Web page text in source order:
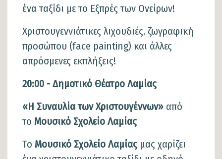
ένα ταξίδι με το Εξπρές των Ονείρων!
Χριστουγεννιάτικες λιχουδιές, ζωγραφική
προσώπου (face painting) και άλλες
απρόσμενες εκπλήξεις!
20:00 - Δημοτικό Θέατρο Λαμίας
«Η Συναυλία των Χριστουγέννων» από
το Μουσικό Σχολείο Λαμίας
Το Μουσικό Σχολείο Λαμίαςμας χαρίζει